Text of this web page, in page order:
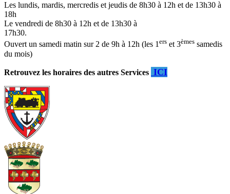
Les lundis, mardis, mercredis et jeudis de 8h30 à 12h et de 13h30 à
18h
Le vendredi de 8h30 à 12h et de 13h30 à
17h30.
Ouvert un samedi matin sur 2 de 9h à 12h (les 1ers et 3èmes samedis
du mois)
Retrouvez les horaires des autres Services ICI